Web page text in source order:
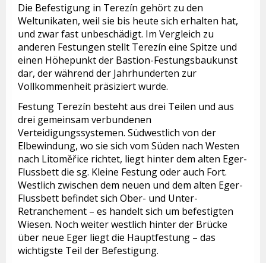
Die Befestigung in Terezín gehört zu den
Weltunikaten, weil sie bis heute sich erhalten hat,
und zwar fast unbeschädigt. Im Vergleich zu
anderen Festungen stellt Terezín eine Spitze und
einen Höhepunkt der Bastion-Festungsbaukunst
dar, der während der Jahrhunderten zur
Vollkommenheit präsiziert wurde.
Festung Terezín besteht aus drei Teilen und aus
drei gemeinsam verbundenen
Verteidigungssystemen. Südwestlich von der
Elbewindung, wo sie sich vom Süden nach Westen
nach Litoměřice richtet, liegt hinter dem alten Eger-
Flussbett die sg. Kleine Festung oder auch Fort.
Westlich zwischen dem neuen und dem alten Eger-
Flussbett befindet sich Ober- und Unter-
Retranchement – es handelt sich um befestigten
Wiesen. Noch weiter westlich hinter der Brücke
über neue Eger liegt die Hauptfestung – das
wichtigste Teil der Befestigung.